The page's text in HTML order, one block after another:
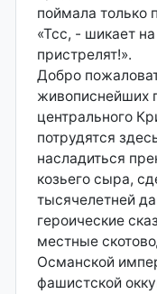
поймала только
«Тсс, - шикает
пристрелят!».
Добро
живописнейших
центрального
потрудятся
насладиться
козьего сыра,
тысячелетней
героические
местные
Османской
фашистской